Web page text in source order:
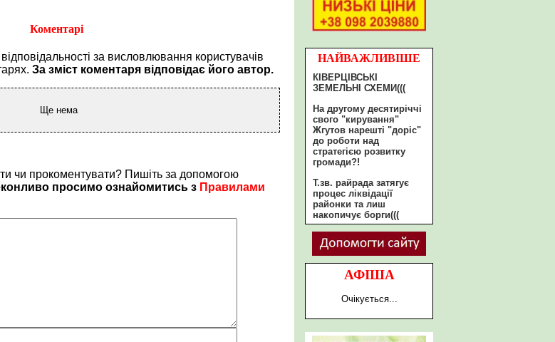
НАЙВАЖЛИВІШЕ
КІВЕРЦІВСЬКІ
ЗЕМЕЛЬНІ СХЕМИ(((
На другому десятиріччі
свого "кирування"
Жгутов нарешті "доріс"
до роботи над
стратегією розвитку
громади?!
Т.зв. райрада затягує
процес ліквідації
районки та лиш
накопичує борги(((
АФІША
Очікується...
Коментарі
за висловлювання користувачів
За зміст коментаря відповідає його автор.
Ще нема
чи прокоментувати? Пишіть за допомогою
просимо ознайомитись з Правилами